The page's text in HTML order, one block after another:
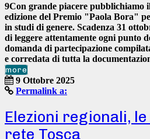
9Con grande piacere pubblichiamo
edizione del Premio "Paola Bora"
in studi di genere. Scadenza 31
di leggere attentamente ogni punto
domanda di partecipazione
e corredata di tutta la
more
9 Ottobre 2025
Permalink a:
Elezioni regionali,
rete Tosca